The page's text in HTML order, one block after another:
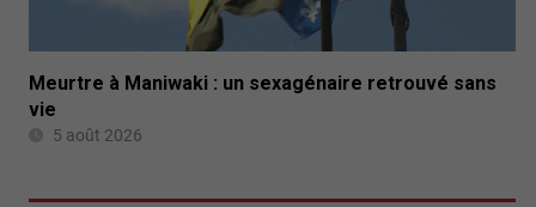
Meurtre à Maniwaki : un sexagénaire retrouvé sans
vie
5 août 2026